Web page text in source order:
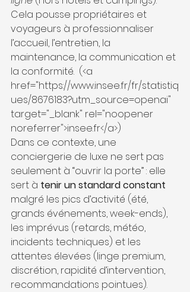
Cela pousse propriétaires et
voyageurs à professionnaliser
l’accueil, l’entretien, la
maintenance, la communication et
la conformité. (<a
href="https://www.insee.fr/fr/statistiq
ues/8676183?utm_source=openai"
target="_blank" rel="noopener
noreferrer">insee.fr</a>)
Dans ce contexte, une
conciergerie de luxe ne sert pas
seulement à “ouvrir la porte” : elle
sert à tenir un standard constant
malgré les pics d’activité (été,
grands événements, week-ends),
les imprévus (retards, météo,
incidents techniques) et les
attentes élevées (linge premium,
discrétion, rapidité d’intervention,
recommandations pointues).